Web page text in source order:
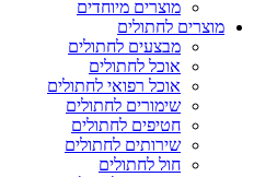
מוצרים מיוחדים
מוצרים לחתולים
מבצעים לחתולים
אוכל לחתולים
אוכל רפואי לחתולים
שימורים לחתולים
חטיפים לחתולים
שירותים לחתולים
חול לחתולים